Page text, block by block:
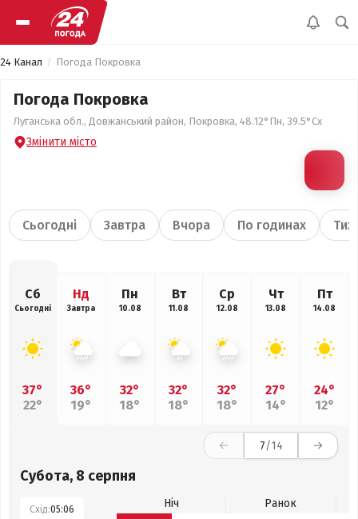
24 Канал Погода Покровка
Погода Покровка
Луганська обл., Довжанський район, Покровка, 48.12°Пн, 39.5°Сх
Змінити місто
Сьогодні Завтра Вчора По годинах
Сб
Сьогодні
37°
22°
Нд
Завтра
36°
19°
Пн
10.08
32°
18°
Вт
11.08
32°
18°
Ср
12.08
32°
18°
Чт
13.08
27°
14°
Пт
14.08
24°
12°
7/14
Субота, 8 серпня
Схід:05:06 Ніч
Ранок